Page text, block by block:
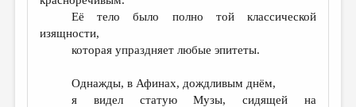
Её тело было полно той классической
изящности,
которая упраздняет любые эпитеты.
Однажды, в Афинах, дождливым днём,
я видел статую Музы, сидящей на